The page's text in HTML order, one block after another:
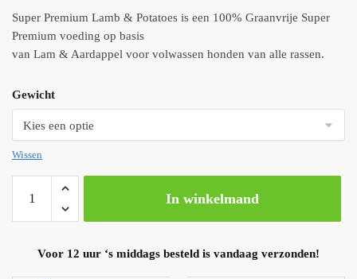
Super Premium Lamb & Potatoes is een 100% Graanvrije Super
Premium voeding op basis
van Lam & Aardappel voor volwassen honden van alle rassen.
Gewicht
Wissen
In winkelmand
Voor 12 uur ‘s middags besteld is vandaag verzonden!